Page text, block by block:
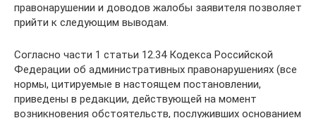
правонарушении и доводов жалобы заявителя позволяет
прийти к следующим выводам.
Согласно части 1 статьи 12.34 Кодекса Российской
Федерации об административных правонарушениях (все
нормы, цитируемые в настоящем постановлении,
приведены в редакции, действующей на момент
возникновения обстоятельств, послуживших основанием